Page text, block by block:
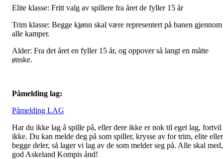
Elite klasse: Fritt valg av spillere fra året de fyller 15 år
Trim klasse: Begge kjønn skal være representert på banen gjennom
alle kamper.
Alder: Fra det året en fyller 15 år, og oppover så langt en måtte
ønske.
Påmelding lag:
Påmelding LAG
Har du ikke lag å spille på, eller dere ikke er nok til eget lag, fortvil
ikke. Du kan melde deg på som spiller, krysse av for trim, elite eller
begge deler, så lager vi lag av de som melder seg på. Alle skal
god Askeland Kompis ånd!